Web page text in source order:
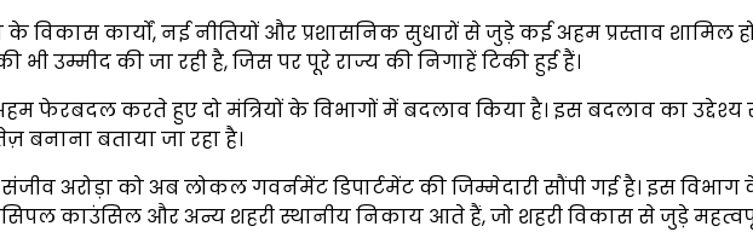
विकास कार्यों, नई नीतियों और प्रशासनिक सुधारों से जुड़े कई अहम प्रस्ताव शामिल
उम्मीद की जा रही है, जिस पर पूरे राज्य की निगाहें टिकी हुई हैं।
फेरबदल करते हुए दो मंत्रियों के विभागों में बदलाव किया है। इस बदलाव का उद्देश्य
बताया जा रहा है।
अरोड़ा को अब लोकल गवर्नमेंट डिपार्टमेंट की जिम्मेदारी सौंपी गई है। इस विभाग
काउंसिल और अन्य शहरी स्थानीय निकाय आते हैं, जो शहरी विकास से जुड़े